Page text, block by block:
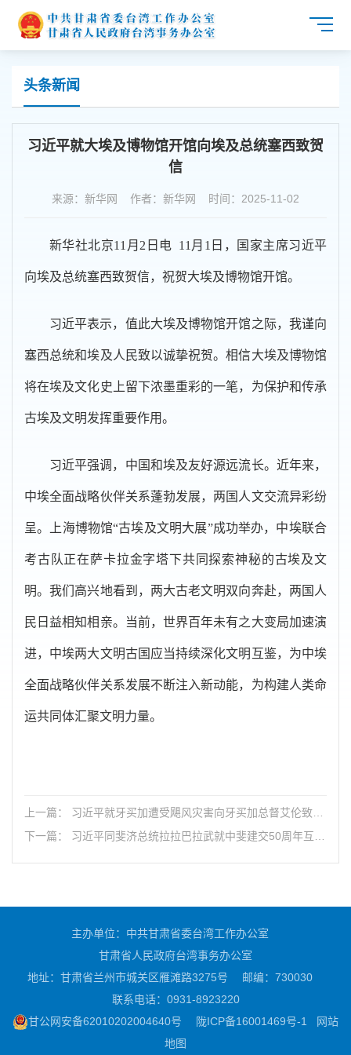
头条新闻
习近平就大埃及博物馆开馆向埃及总统塞西致贺
信
来源：新华网 作者：新华网 时间：2025-11-02
新华社北京11月2日电 11月1日，国家主席习近平
向埃及总统塞西致贺信，祝贺大埃及博物馆开馆。
习近平表示，值此大埃及博物馆开馆之际，我谨向
塞西总统和埃及人民致以诚挚祝贺。相信大埃及博物馆
将在埃及文化史上留下浓墨重彩的一笔，为保护和传承
古埃及文明发挥重要作用。
习近平强调，中国和埃及友好源远流长。近年来，
中埃全面战略伙伴关系蓬勃发展，两国人文交流异彩纷
呈。上海博物馆“古埃及文明大展”成功举办，中埃联合
考古队正在萨卡拉金字塔下共同探索神秘的古埃及文
明。我们高兴地看到，两大古老文明双向奔赴，两国人
民日益相知相亲。当前，世界百年未有之大变局加速演
进，中埃两大文明古国应当持续深化文明互鉴，为中埃
全面战略伙伴关系发展不断注入新动能，为构建人类命
运共同体汇聚文明力量。
上一篇： 习近平就牙买加遭受飓风灾害向牙买加总督艾伦致慰
下一篇： 习近平同斐济总统拉拉巴拉武就中斐建交50周年互致
主办单位：中共甘肃省委台湾工作办公室
甘肃省人民政府台湾事务办公室
地址：甘肃省兰州市城关区雁滩路3275号
邮编：730030
联系电话：0931-8923220
甘公网安备62010202004640号
陇ICP备16001469号-1
网站
地图